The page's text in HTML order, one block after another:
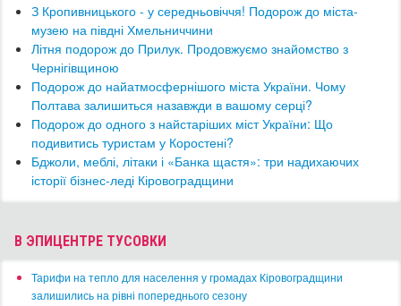
​З Кропивницького - у середньовіччя! Подорож до міста-
музею на півдні Хмельниччини
​Літня подорож до Прилук. Продовжуємо знайомство з
Чернігівщиною
Подорож до найатмосфернішого міста України. Чому
Полтава залишиться назавжди в вашому серці?
​Подорож до одного з найстаріших міст України: Що
подивитись туристам у Коростені?
​Бджоли, меблі, літаки і «Банка щастя»: три надихаючих
історії бізнес-леді Кіровоградщини
В ЭПИЦЕНТРЕ ТУСОВКИ
​Тарифи на тепло для населення у громадах Кіровоградщини
залишились на рівні попереднього сезону